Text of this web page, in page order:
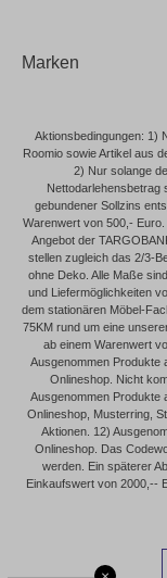
Marken
Aktionsbedingungen: 1)
Roomio sowie Artikel aus
2) Nur solange
Nettodarlehensbetrag
gebundener Sollzins
Warenwert von 500,-
Angebot der
stellen zugleich das 2/3-
ohne Deko. Alle Maße
und Liefermöglichkeiten
dem stationären Möbel-
75KM rund um eine
ab einem Warenwert
Ausgenommen Produkte
Onlineshop. Nicht
Ausgenommen Produkte
Onlineshop, Musterring,
Aktionen. 12)
Onlineshop. Das
werden. Ein späterer
Einkaufswert von 2000,--